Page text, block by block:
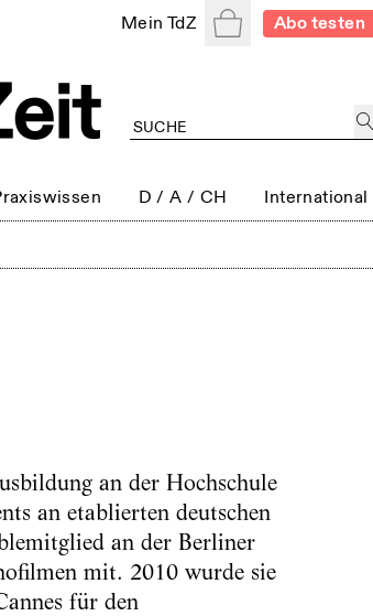
Mein TdZ WarenkorbAbo testen
D / A / CH International
an der Hochschule
an etablierten deutschen
an der Berliner
mit. 2010 wurde sie
für den